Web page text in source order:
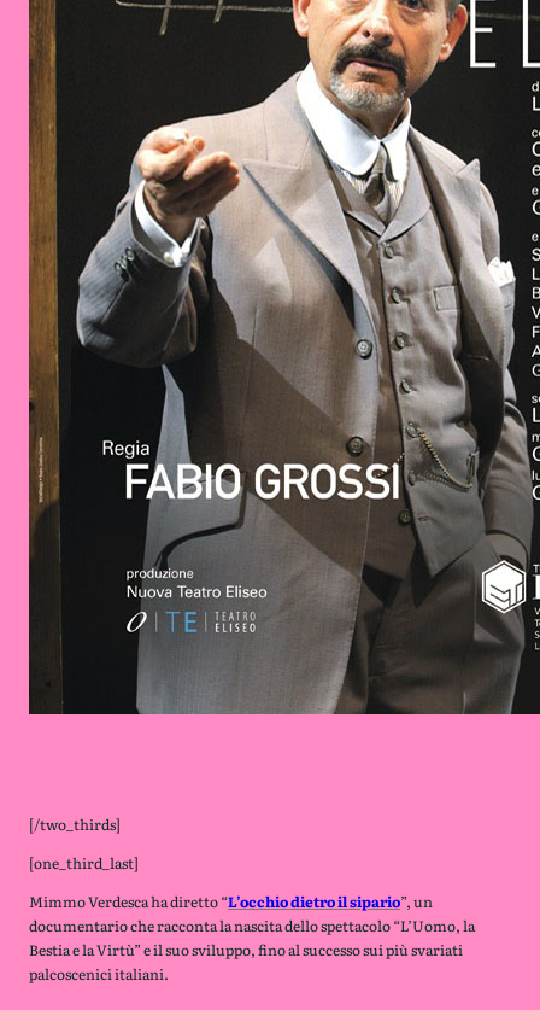
[/two_thirds]
[one_third_last]
Mimmo Verdesca ha diretto “L’occhio dietro il sipario”, un
documentario che racconta la nascita dello spettacolo “L’Uomo, la
Bestia e la Virtù” e il suo sviluppo, fino al successo sui più svariati
palcoscenici italiani.